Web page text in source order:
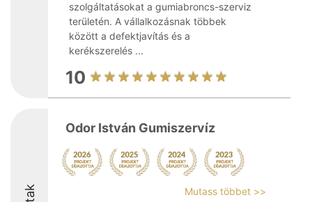
szolgáltatásokat a gumiabroncs-szerviz
területén. A vállalkozásnak többek
között a defektjavítás és a
kerékszerelés ...
10
Odor István Gumiszervíz
Mutass többet >>